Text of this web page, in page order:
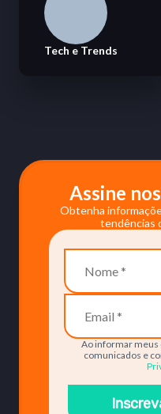
Tech e Trends
Assine
Obtenha
tendências
Ao informar meus
comunicados e